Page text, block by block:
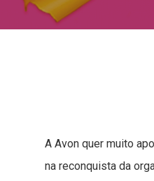
A Avon quer muito
na reconquista da